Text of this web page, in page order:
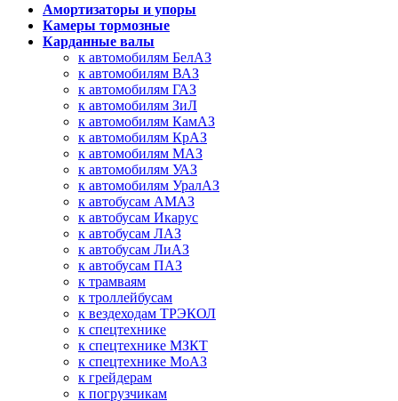
Амортизаторы и упоры
Камеры тормозные
Карданные валы
к автомобилям БелАЗ
к автомобилям ВАЗ
к автомобилям ГАЗ
к автомобилям ЗиЛ
к автомобилям КамАЗ
к автомобилям КрАЗ
к автомобилям МАЗ
к автомобилям УАЗ
к автомобилям УралАЗ
к автобусам АМАЗ
к автобусам Икарус
к автобусам ЛАЗ
к автобусам ЛиАЗ
к автобусам ПАЗ
к трамваям
к троллейбусам
к вездеходам ТРЭКОЛ
к спецтехнике
к спецтехнике МЗКТ
к спецтехнике МоАЗ
к грейдерам
к погрузчикам